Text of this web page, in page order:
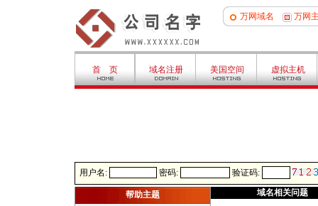
万网域名 万网
首 页 域名注册 美国空间 虚拟主机
用户名: 密码: 验证码:
帮助主题 域名相关问题